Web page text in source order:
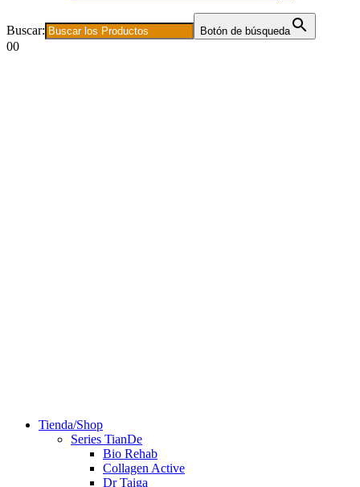
Buscar: Botón de búsqueda
00
Tienda/Shop
Series TianDe
Bio Rehab
Collagen Active
Dr Taiga